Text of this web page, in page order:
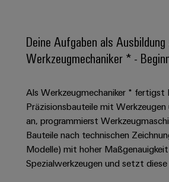
Sicherheit
für
moderne
Energienetze
Gebäudeinfrastruktur
Lösungen
die
spezifischen
Anforderungen
in
Smart
Cabinet
Building
Smart
Metering
Weidmüller
Configurator
Verteilerboxen
Koppelrelais
&
Halbleiterrelais
Trennverstärker
Weidmüller
Configurator
PCB
Connector
Services
Akkreditiertes
Labor
Kundenservice
Preisliste
Kataloganforderung
|
Kundenmagazin
Management
Informationen
und
Zertifikate
Für
Schülerinnen
Schüler
Ausbildung
Duales
Studium
Deine Aufgaben als Ausbildung
Werkzeugmechaniker * -
Als Werkzeugmechaniker * fertigst
Präzisionsbauteile mit Werkzeugen
an, programmierst
Bauteile nach technischen
Modelle) mit hoher
Spezialwerkzeugen und setzt diese